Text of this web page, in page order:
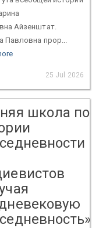
Айзенштат.
Павловна прор...
25 Jul 2026
школа по